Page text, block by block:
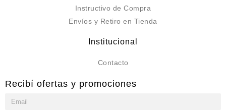
Instructivo de Compra
Envíos y Retiro en Tienda
Institucional
Contacto
Recibí ofertas y promociones